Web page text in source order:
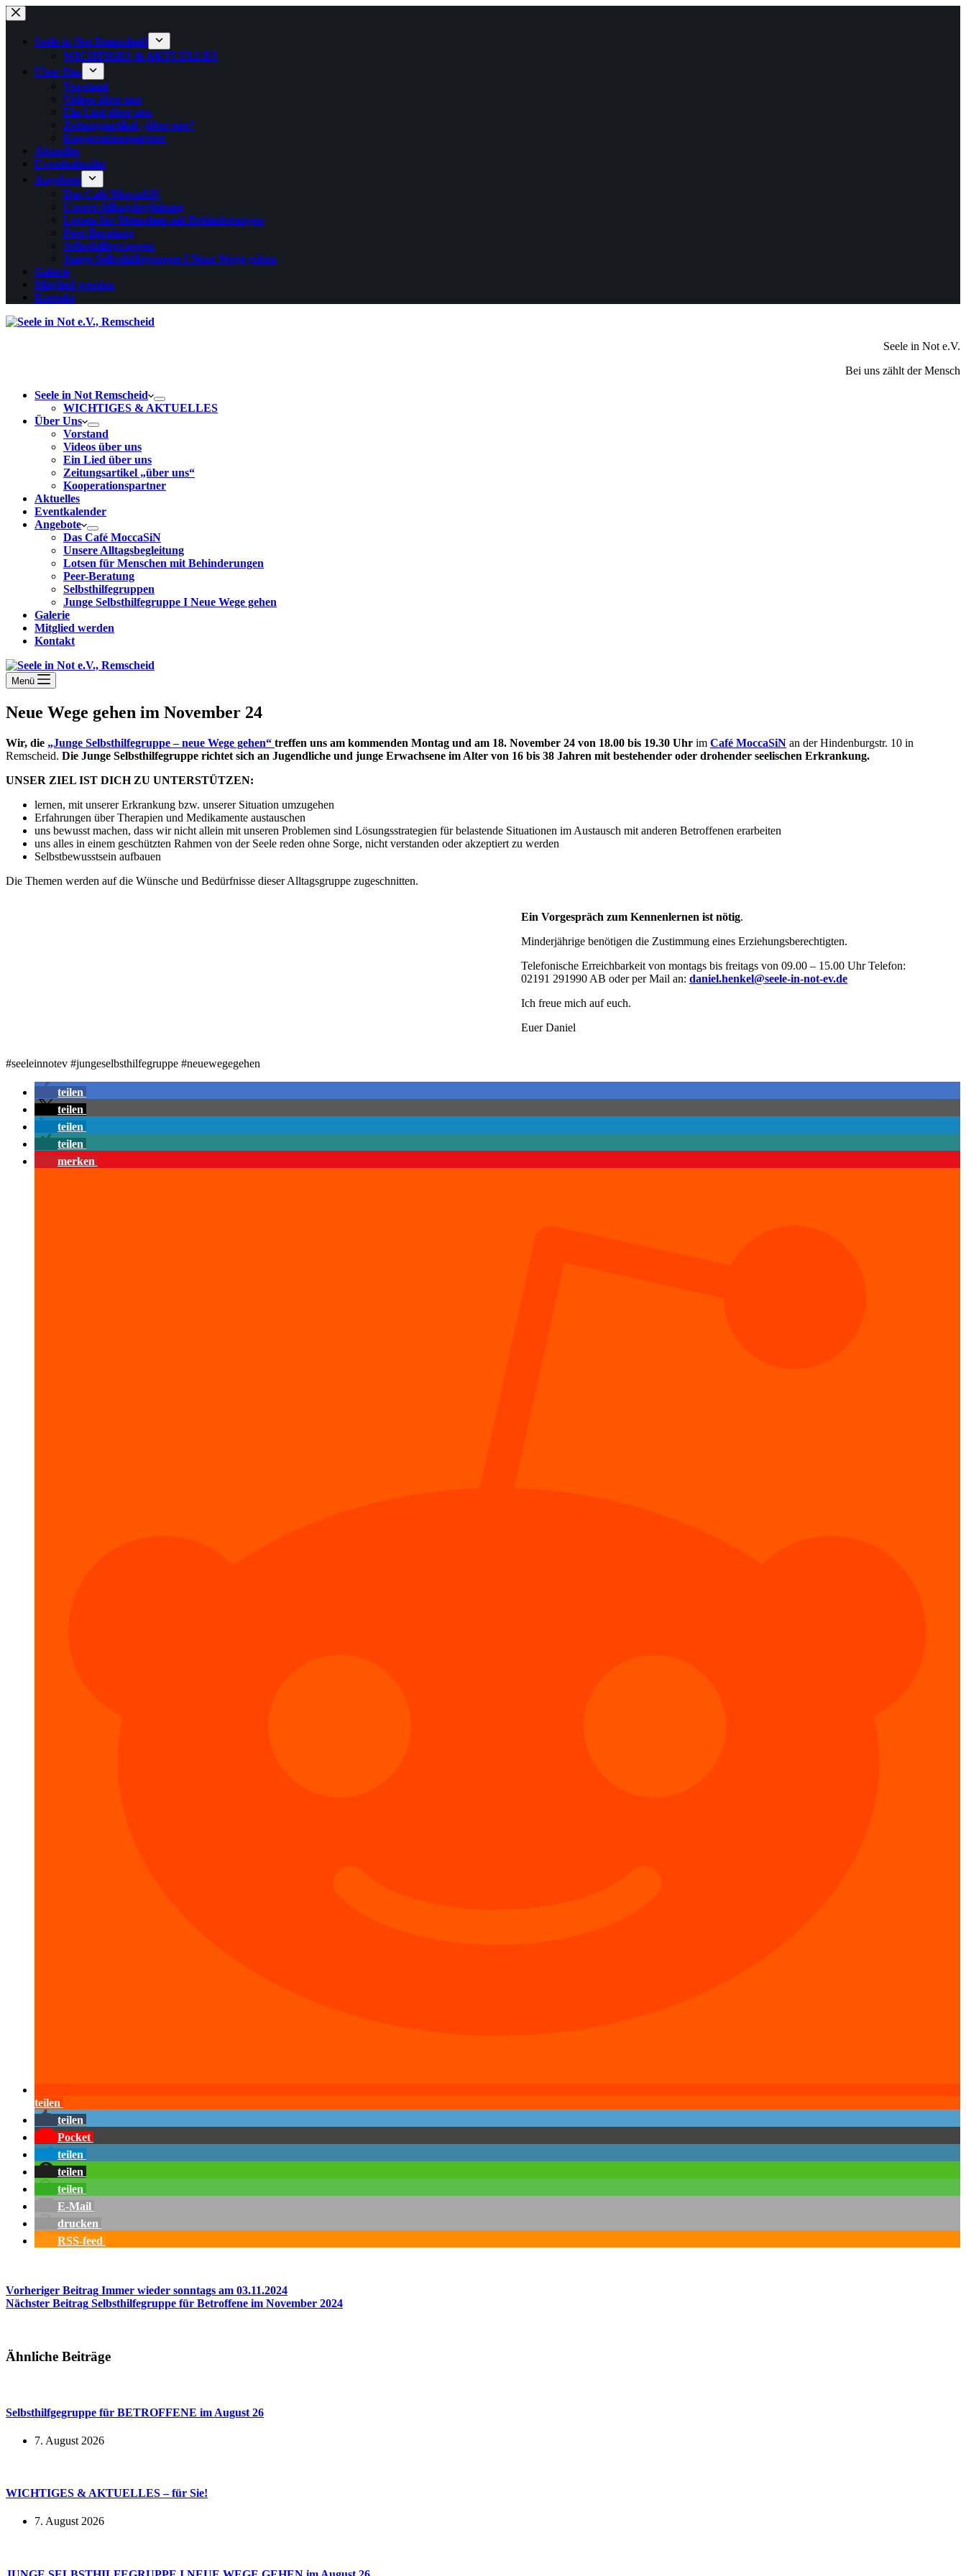
Zum
Inhalt
springenSeele in Not Remscheid
WICHTIGES & AKTUELLES
Über Uns
Vorstand
Videos über uns
Ein Lied über uns
Zeitungsartikel „über uns“
Kooperationspartner
Aktuelles
Eventkalender
Angebote
Das Café MoccaSiN
Unsere Alltagsbegleitung
Lotsen für Menschen mit Behinderungen
Peer-Beratung
Selbsthilfegruppen
Junge Selbsthilfegruppe I Neue Wege gehen
Galerie
Mitglied werden
Kontakt
Seele in Not e.V.
Bei uns zählt der Mensch
Seele in Not Remscheid
WICHTIGES & AKTUELLES
Über Uns
Vorstand
Videos über uns
Ein Lied über uns
Zeitungsartikel „über uns“
Kooperationspartner
Aktuelles
Eventkalender
Angebote
Das Café MoccaSiN
Unsere Alltagsbegleitung
Lotsen für Menschen mit Behinderungen
Peer-Beratung
Selbsthilfegruppen
Junge Selbsthilfegruppe I Neue Wege gehen
Galerie
Mitglied werden
Kontakt
Menü
Neue Wege gehen im November 24
Wir, die „Junge Selbsthilfegruppe – neue Wege gehen“ treffen uns am kommenden Montag und am 18. November 24 von 18.00 bis 19.30 Uhr im Café MoccaSiN an der Hindenburgstr. 10 in
Remscheid. Die Junge Selbsthilfegruppe richtet sich an Jugendliche und junge Erwachsene im Alter von 16 bis 38 Jahren mit bestehender oder drohender seelischen Erkrankung.
UNSER ZIEL IST DICH ZU UNTERSTÜTZEN:
lernen, mit unserer Erkrankung bzw. unserer Situation umzugehen
Erfahrungen über Therapien und Medikamente austauschen
uns bewusst machen, dass wir nicht allein mit unseren Problemen sind Lösungsstrategien für belastende Situationen im Austausch mit anderen Betroffenen erarbeiten
uns alles in einem geschützten Rahmen von der Seele reden ohne Sorge, nicht verstanden oder akzeptiert zu werden
Selbstbewusstsein aufbauen
Die Themen werden auf die Wünsche und Bedürfnisse dieser Alltagsgruppe zugeschnitten.
Ein Vorgespräch zum Kennenlernen ist nötig.
Minderjährige benötigen die Zustimmung eines Erziehungsberechtigten.
Telefonische Erreichbarkeit von montags bis freitags von 09.00 – 15.00 Uhr Telefon:
02191 291990 AB oder per Mail an:daniel.henkel@seele-in-not-ev.de
Ich freue mich auf euch.
Euer Daniel
#seeleinnotev #jungeselbsthilfegruppe #neuewegegehen
teilen
teilen
teilen
teilen
merken
teilen
teilen
Pocket
teilen
teilen
teilen
E-Mail
drucken
RSS-feed
Vorheriger Beitrag Immer wieder sonntags am 03.11.2024
Nächster Beitrag Selbsthilfegruppe für Betroffene im November 2024
Ähnliche Beiträge
Selbsthilfgegruppe für BETROFFENE im August 26
7. August 2026
WICHTIGES & AKTUELLES – für Sie!
7. August 2026